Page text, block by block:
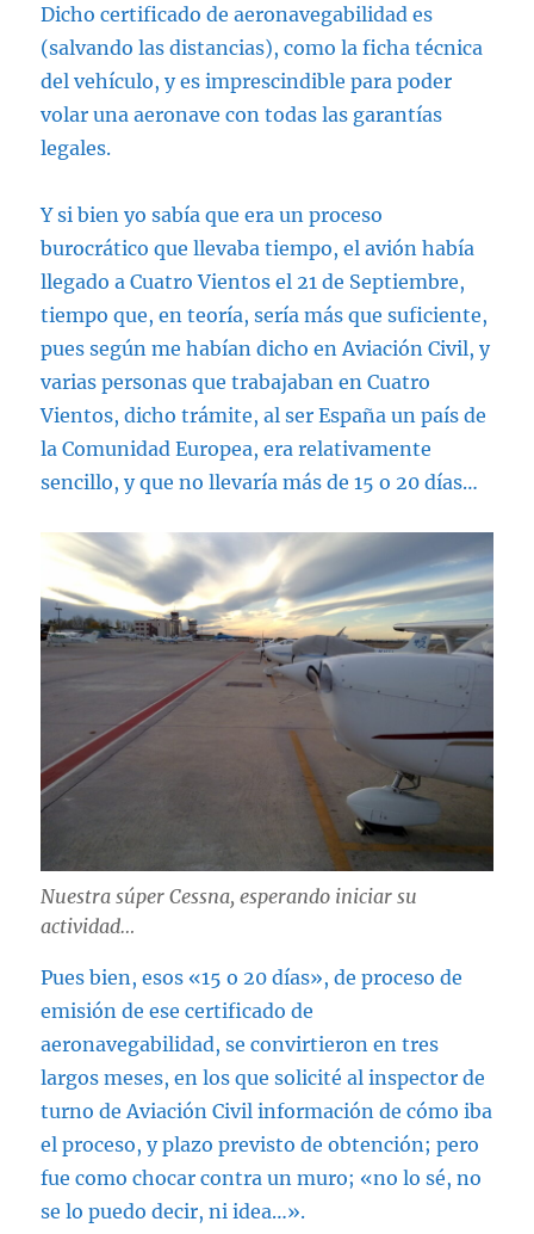
Dicho certificado de aeronavegabilidad es
(salvando las distancias), como la ficha técnica
del vehículo, y es imprescindible para poder
volar una aeronave con todas las garantías
legales.
Y si bien yo sabía que era un proceso
burocrático que llevaba tiempo, el avión había
llegado a Cuatro Vientos el 21 de Septiembre,
tiempo que, en teoría, sería más que suficiente,
pues según me habían dicho en Aviación Civil, y
varias personas que trabajaban en Cuatro
Vientos, dicho trámite, al ser España un país de
la Comunidad Europea, era relativamente
sencillo, y que no llevaría más de 15 o 20 días…
Nuestra súper Cessna, esperando iniciar su
actividad…
Pues bien, esos «15 o 20 días», de proceso de
emisión de ese certificado de
aeronavegabilidad, se convirtieron en tres
largos meses, en los que solicité al inspector de
turno de Aviación Civil información de cómo iba
el proceso, y plazo previsto de obtención; pero
fue como chocar contra un muro; «no lo sé, no
se lo puedo decir, ni idea…».